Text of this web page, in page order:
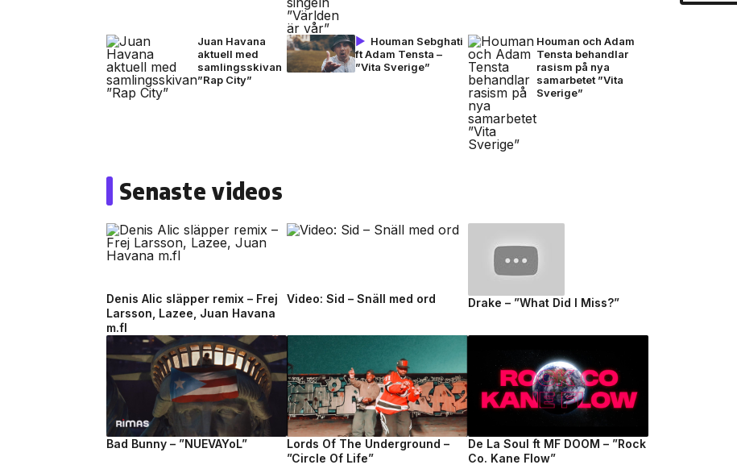
Juan Havana
aktuell med
samlingsskivan
”Rap City”
Houman Sebghati
ft Adam Tensta –
”Vita Sverige”
Houman och Adam
Tensta behandlar
rasism på nya
samarbetet ”Vita
Sverige”
Senaste videos
Denis Alic släpper remix – Frej
Larsson, Lazee, Juan Havana
m.fl
Video: Sid – Snäll med ord Drake – ”What Did I Miss?”
Bad Bunny – ”NUEVAYoL”
Lords Of The Underground –
”Circle Of Life”
De La Soul ft MF DOOM – ”Rock
Co. Kane Flow”